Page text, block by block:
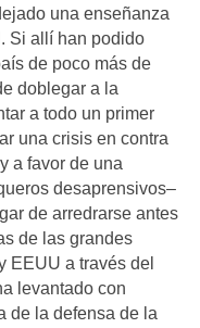
una enseñanza
Si allí han podido
de poco más de
doblegar a la
a todo un primer
una crisis en contra
a favor de una
desaprensivos–
de arredrarse antes
de las grandes
EEUU a través del
levantado con
de la defensa de la